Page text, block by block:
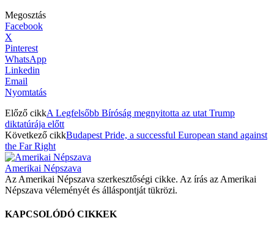
Megosztás
Facebook
X
Pinterest
WhatsApp
Linkedin
Email
Nyomtatás
Előző cikkA Legfelsőbb Bíróság megnyitotta az utat Trump
diktatúrája előtt
Következő cikkBudapest Pride, a successful European stand against
the Far Right
Amerikai Népszava
Az Amerikai Népszava szerkesztőségi cikke. Az írás az Amerikai
Népszava véleményét és álláspontját tükrözi.
KAPCSOLÓDÓ CIKKEK